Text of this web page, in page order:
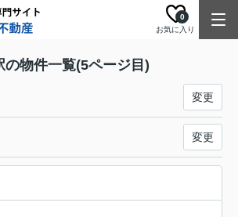
お気に入り
0
の物件一覧(5ページ目)
変更
変更